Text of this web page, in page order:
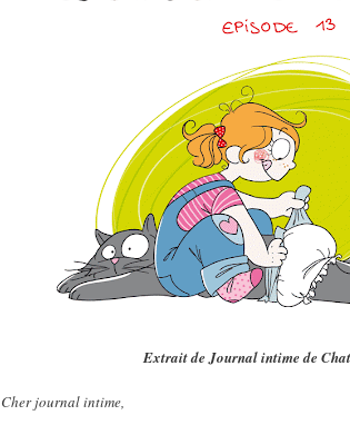
Extrait de Journal intime de
Cher journal intime,